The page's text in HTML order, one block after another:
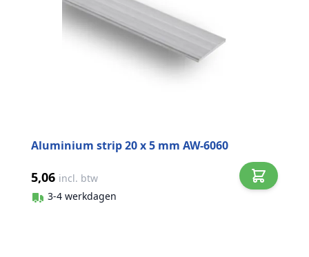
Aluminium strip 20 x 5 mm AW-6060
5,06 incl. btw
3-4 werkdagen